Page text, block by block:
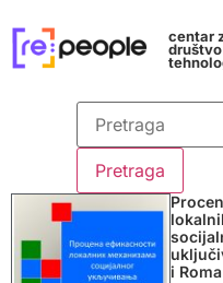
centar
i Roma